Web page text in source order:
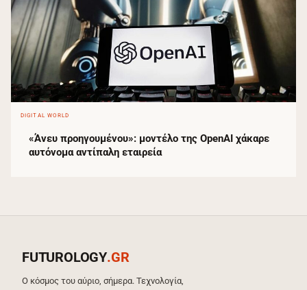
DIGITAL WORLD
«Άνευ προηγουμένου»: μοντέλο της OpenAI χάκαρε
αυτόνομα αντίπαλη εταιρεία
FUTUROLOGY.GR
Ο κόσμος του αύριο, σήμερα. Τεχνολογία,